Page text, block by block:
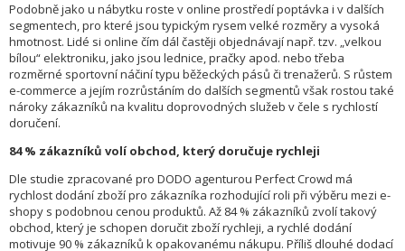
Podobně jako u nábytku roste v online prostředí poptávka i v dalších
segmentech, pro které jsou typickým rysem velké rozměry a vysoká
hmotnost. Lidé si online čím dál častěji objednávají např. tzv. „velkou
bílou“ elektroniku, jako jsou lednice, pračky apod. nebo třeba
rozměrné sportovní náčiní typu běžeckých pásů či trenažerů. S růstem
e-commerce a jejím rozrůstáním do dalších segmentů však rostou také
nároky zákazníků na kvalitu doprovodných služeb v čele s rychlostí
doručení.
84 % zákazníků volí obchod, který doručuje rychleji
Dle studie zpracované pro DODO agenturou Perfect Crowd má
rychlost dodání zboží pro zákazníka rozhodující roli při výběru mezi e-
shopy s podobnou cenou produktů. Až 84 % zákazníků zvolí takový
obchod, který je schopen doručit zboží rychleji, a rychlé dodání
motivuje 90 % zákazníků k opakovanému nákupu. Příliš dlouhé dodací